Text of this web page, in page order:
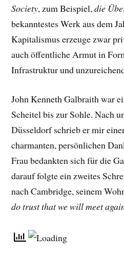
Society, zum Beispiel,die
bekanntestes Werk aus dem
Kapitalismus erzeuge zwar
auch öffentliche Armut in
Infrastruktur und
John Kenneth Galbraith war
Scheitel bis zur Sohle. Nach
Düsseldorf schrieb er mir
charmanten, persönlichen
Frau bedankten sich für die
darauf folgte ein zweites
nach Cambridge, seinem
do trust that we will meet